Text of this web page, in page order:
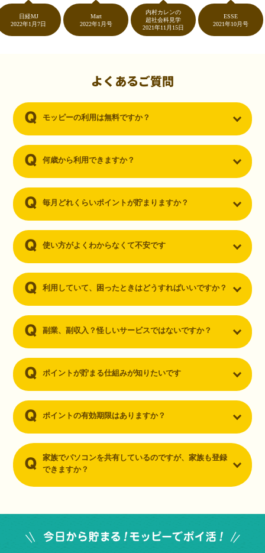
ントが貯まるなんて…もっと早く教えてほしかった～！貯まったポイ
ントはギフト券に交換して、プチ贅沢を楽しんでます♪
（30代・男性）
ーを知りました。クレジットカードを発行するだけでポイントが貯ま
るならと無料登録して、クレジットカードの発行やアプリダウンロー
日経MJ
年1月7日
2022年1月号
内村カレンの
超社会科見学
2021年11月15日
2021年10月号
よくあるご質問
モッピーの利用は無料ですか？
何歳から利用できますか？
毎月どれくらいポイントが貯まりますか？
使い方がよくわからなくて不安です
利用していて、困ったときはどうすればいいですか？
副業、副収入？怪しいサービスではないですか？
ポイントが貯まる仕組みが知りたいです
ポイントの有効期限はありますか？
家族でパソコンを共有しているのですが、家族も登録
できますか？